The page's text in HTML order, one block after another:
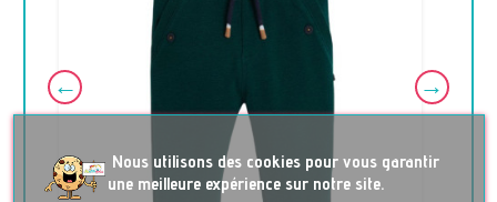
Nous utilisons des cookies pour vous garantir
une meilleure expérience sur notre site.